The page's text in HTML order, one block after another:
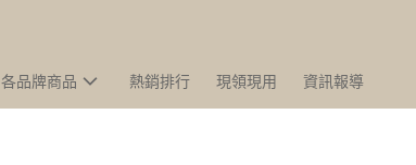
各品牌商品 熱銷排行 現領現用 資訊報導